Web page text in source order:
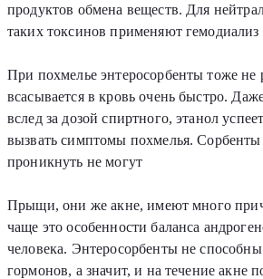
продуктов обмена веществ. Для
таких токсинов применяют гемодиализ
При похмелье энтеросорбенты тоже не
всасывается в кровь очень быстро.
вслед за дозой спиртного, этанол
вызвать симптомы похмелья.
проникнуть не могут
Прыщи, они же акне, имеют много
чаще это особенности баланса
человека. Энтеросорбенты не
гормонов, а значит, и на течение акне